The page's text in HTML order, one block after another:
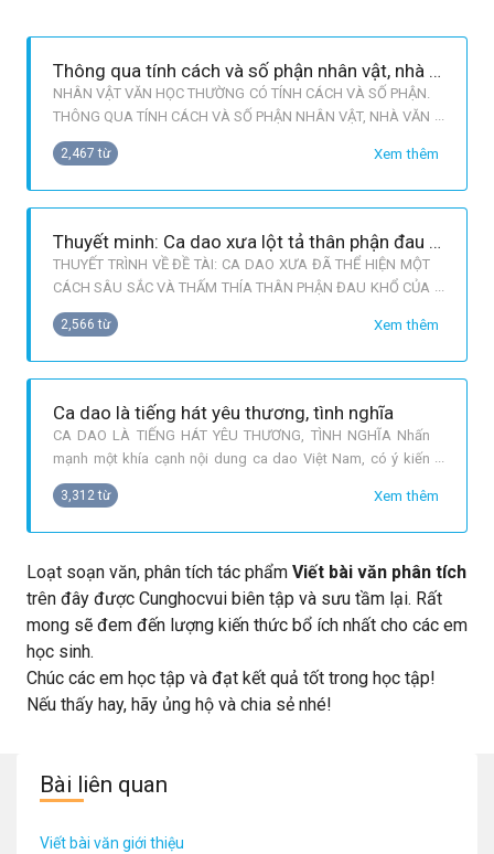
Thông qua tính cách và số phận nhân vật, nhà văn bày tỏ mối quan tâm sâu sắc của mình đối với con người và cuộc đời
NHÂN VẬT VĂN HỌC THƯỜNG CÓ TÍNH CÁCH VÀ SỐ PHẬN.
THÔNG QUA TÍNH CÁCH VÀ SỐ PHẬN NHÂN VẬT, NHÀ VĂN
BÀY TỎ MỐI QUAN TÂM SÂU SẮC CỦA MÌNH ĐỐI VỚI CON
NGƯỜI VÀ CUỘC ĐỜI Ấn tượng của người đọc đối với một
đọc bao giờ cũng nhớ rõ nhất nhân vật ấy đi
Xem thêm
2,467 từ
Thuyết minh: Ca dao xưa lột tả thân phận đau khổ của người phụ nữ trong xã hội phong kiến bất công
THUYẾT TRÌNH VỀ ĐỀ TÀI: CA DAO XƯA ĐÃ THỂ HIỆN MỘT
CÁCH SÂU SẮC VÀ THẤM THÍA THÂN PHẬN ĐAU KHỔ CỦA
NGƯỜI PHỤ NỮ TRONG XÃ HỘI PHONG KIẾN BẤT CÔNG. Cô
giáo giao cho anh chị thuyết trình trước Câu lạc bộ Văn học
và thấm thía thân phận đau khổ c
Xem thêm
2,566 từ
Ca dao là tiếng hát yêu thương, tình nghĩa
CA DAO LÀ TIẾNG HÁT YÊU THƯƠNG, TÌNH NGHĨA Nhấn
mạnh một khía cạnh nội dung ca dao Việt Nam, có ý kiến
cho rằng: “Ca dao là tiếng hát yêu thương, tình nghĩa”. Bằng
những hiếu biết về ca dao dân tộc, anh chị hãy phân tích và
chứng minh nhận định trên. Trong kho tàng văn học dân
Xem thêm
3,312 từ
Loạt soạn văn, phân tích tác phẩm Viết bài văn phân tích
trên đây được Cunghocvui biên tập và sưu tầm lại. Rất
mong sẽ đem đến lượng kiến thức bổ ích nhất cho các em
học sinh.
Chúc các em học tập và đạt kết quả tốt trong học tập!
Nếu thấy hay, hãy ủng hộ và chia sẻ nhé!
Bài liên quan
Viết bài văn giới thiệu